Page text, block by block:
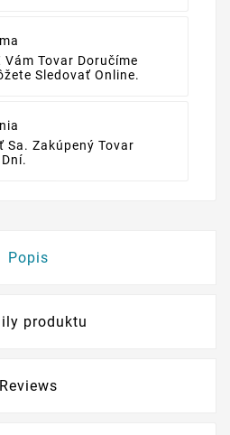
Tovar Doručíme
Sledovať Online.
Sa. Zakúpený Tovar
Popis
produktu
Reviews